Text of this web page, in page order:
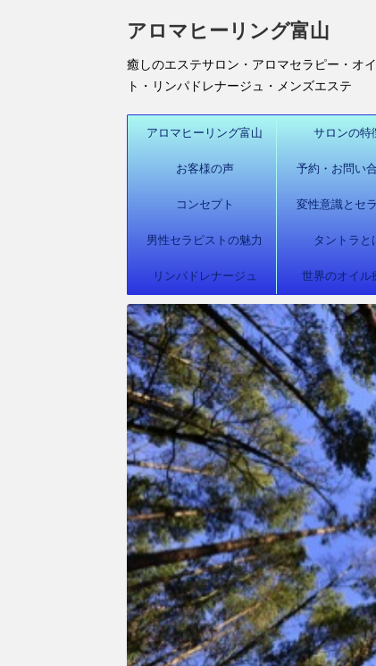
アロマヒーリング富山
癒しのエステサロン・アロマセラピー・オ
ト・リンパドレナージュ・メンズエステ
アロマヒーリング富山 サロンの特
お客様の声 予約・お問い
コンセプト 変性意識とセ
男性セラピストの魅力 タントラと
リンパドレナージュ 世界のオイル